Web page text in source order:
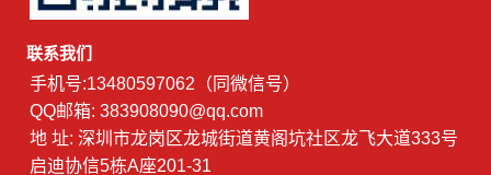
联系我们
手机号:13480597062（同微信号）
QQ邮箱: 383908090@qq.com
地 址: 深圳市龙岗区龙城街道黄阁坑社区龙飞大道333号
启迪协信5栋A座201-31